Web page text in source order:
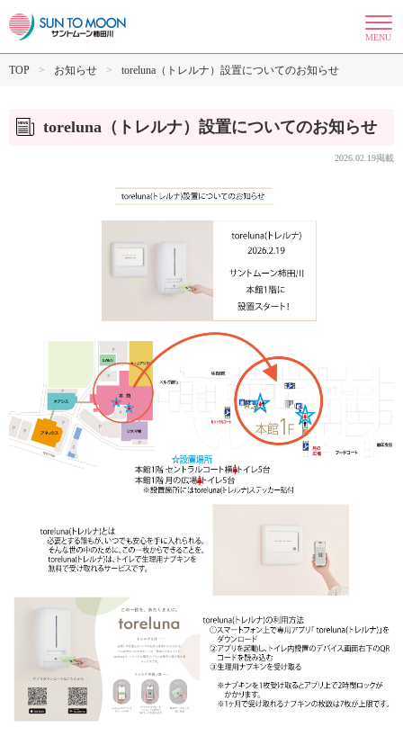
MENU
TOP お知らせ toreluna（トレルナ）設置についてのお知らせ
toreluna（トレルナ）設置についてのお知らせ
2026.02.19掲載